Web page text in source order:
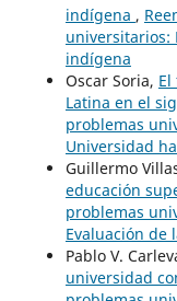
indígena ,
universitarios:
indígena
Oscar Soria,
Latina en el
problemas
Universidad
Guillermo
educación
problemas
Evaluación de
Pablo V.
universidad